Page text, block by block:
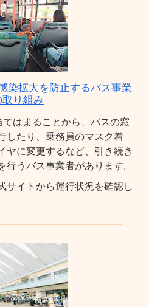
染拡大を防止するバス事業
り組み
はまることから、バスの窓
したり、乗務員のマスク着
ヤに変更するなど、引き続き
うバス事業者があります。
サイトから運行状況を確認し